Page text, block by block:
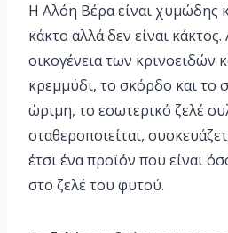
Η Αλόη Βέρα είναι χυμώδης
κάκτο αλλά δεν είναι
οικογένεια των κρινοειδών
κρεμμύδι, το σκόρδο και το
ώριμη, το εσωτερικό ζελέ
σταθεροποιείται,
έτσι ένα προϊόν που είναι
στο ζελέ του φυτού.